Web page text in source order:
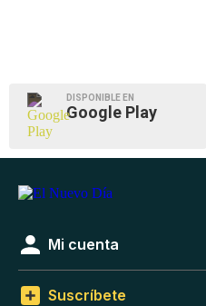
DISPONIBLE EN
Google Play
Mi cuenta
Suscríbete